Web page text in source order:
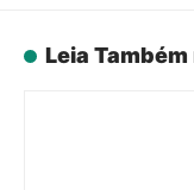
Leia